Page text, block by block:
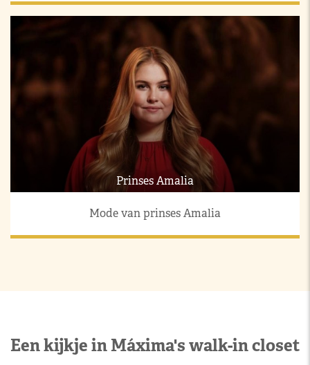
Prinses Amalia
Mode van prinses Amalia
Een kijkje in Máxima's walk-in closet